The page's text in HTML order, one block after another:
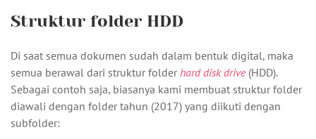
Struktur folder HDD
Di saat semua dokumen sudah dalam bentuk digital, maka
semua berawal dari struktur folder hard disk drive(HDD).
Sebagai contoh saja, biasanya kami membuat struktur folder
diawali dengan folder tahun (2017) yang diikuti dengan
subfolder: